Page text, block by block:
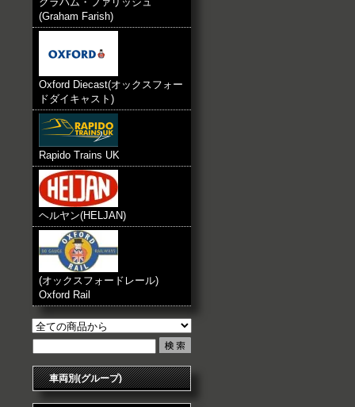
(Graham Farish)
Oxford Diecast(オックスフォー
ドダイキャスト)
Rapido Trains UK
ヘルヤン(HELJAN)
(オックスフォードレール)
Oxford Rail
車両別(グループ)